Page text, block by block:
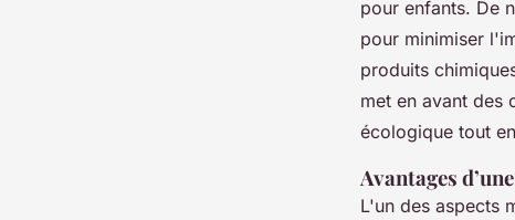
pour enfants. De
pour minimiser
produits
met en avant des
écologique tout
Avantages
L'un des aspects